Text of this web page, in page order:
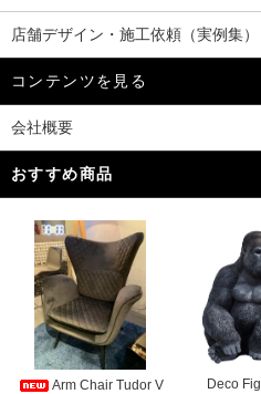
店舗デザイン・施工依頼（実例集）
コンテンツを見る
会社概要
おすすめ商品
Arm Chair Tudor V
Deco